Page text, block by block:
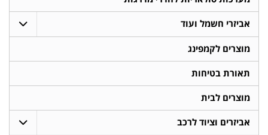
אביזרי חשמל ועוד
מוצרים לקמפינג
תאורת בטיחות
מוצרים לבית
אביזרים וציוד לרכב